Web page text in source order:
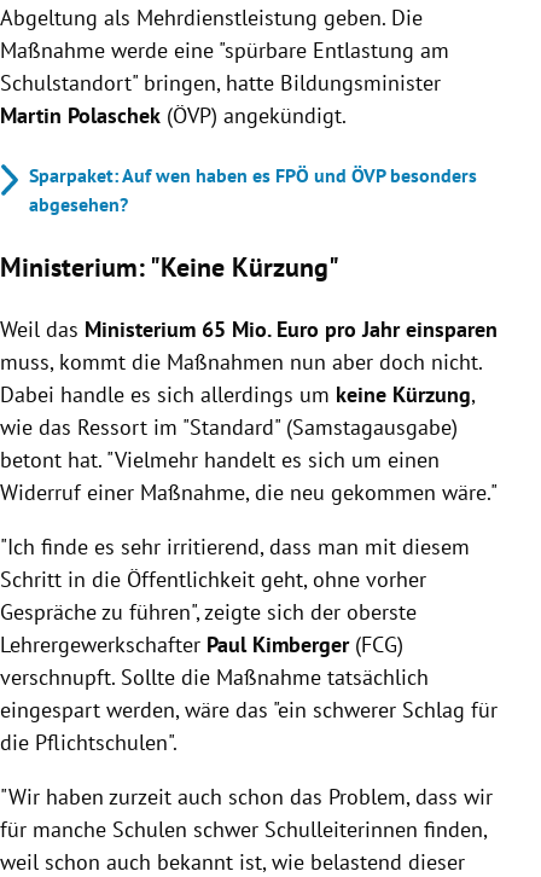
Abgeltung als Mehrdienstleistung geben. Die
Maßnahme werde eine "spürbare Entlastung am
Schulstandort" bringen, hatte Bildungsminister
Martin Polaschek (ÖVP) angekündigt.
Sparpaket: Auf wen haben es FPÖ und ÖVP besonders
abgesehen?
Ministerium: "Keine Kürzung"
Weil das Ministerium 65 Mio. Euro pro Jahr einsparen
muss, kommt die Maßnahmen nun aber doch nicht.
Dabei handle es sich allerdings um keine Kürzung,
wie das Ressort im "Standard" (Samstagausgabe)
betont hat. "Vielmehr handelt es sich um einen
Widerruf einer Maßnahme, die neu gekommen wäre."
"Ich finde es sehr irritierend, dass man mit diesem
Schritt in die Öffentlichkeit geht, ohne vorher
Gespräche zu führen", zeigte sich der oberste
Lehrergewerkschafter Paul Kimberger (FCG)
verschnupft. Sollte die Maßnahme tatsächlich
eingespart werden, wäre das "ein schwerer Schlag für
die Pflichtschulen".
"Wir haben zurzeit auch schon das Problem, dass wir
für manche Schulen schwer Schulleiterinnen finden,
weil schon auch bekannt ist, wie belastend dieser